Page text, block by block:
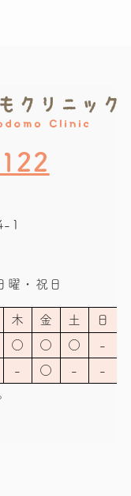
1
曜・祝日
木 金 土
日
○ ○ ○
-
- ○ -
-